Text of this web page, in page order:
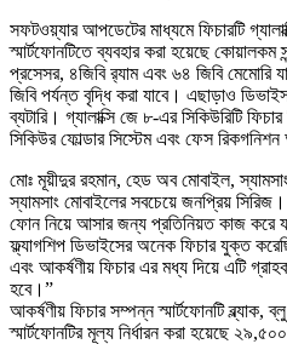
সফটওয়্যার আপডেটের মাধ্যমে ফিচারটি
স্মার্টফোনটিতে ব্যবহার করা হয়েছে কোয়ালকম
প্রসেসর, ৪জিবি র‌্যাম এবং ৬৪ জিবি মেমোরি
জিবি পর্যন্ত বৃদ্ধি করা যাবে। এছাড়াও
ব্যটারি। গ্যালাক্সি জে ৮-এর সিকিউরিটি
সিকিউর ফোল্ডার সিস্টেম এবং ফেস
মোঃ মূয়ীদুর রহমান, হেড অব মোবাইল,
স্যামসাং মোবাইলের সবচেয়ে জনপ্রিয়
ফোন নিয়ে আসার জন্য প্রতিনিয়ত কাজ করে
ফ্ল্যাগশিপ ডিভাইসের অনেক ফিচার যুক্ত
এবং আকর্ষণীয় ফিচার এর মধ্য দিয়ে এটি
হবে।”
আকর্ষণীয় ফিচার সম্পন্ন স্মার্টফোনটি ব্ল্যাক,
স্মার্টফোনটির মূল্য নির্ধারন করা হয়েছে